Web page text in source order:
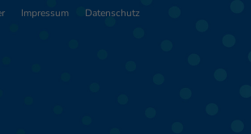
Impressum Datenschutz